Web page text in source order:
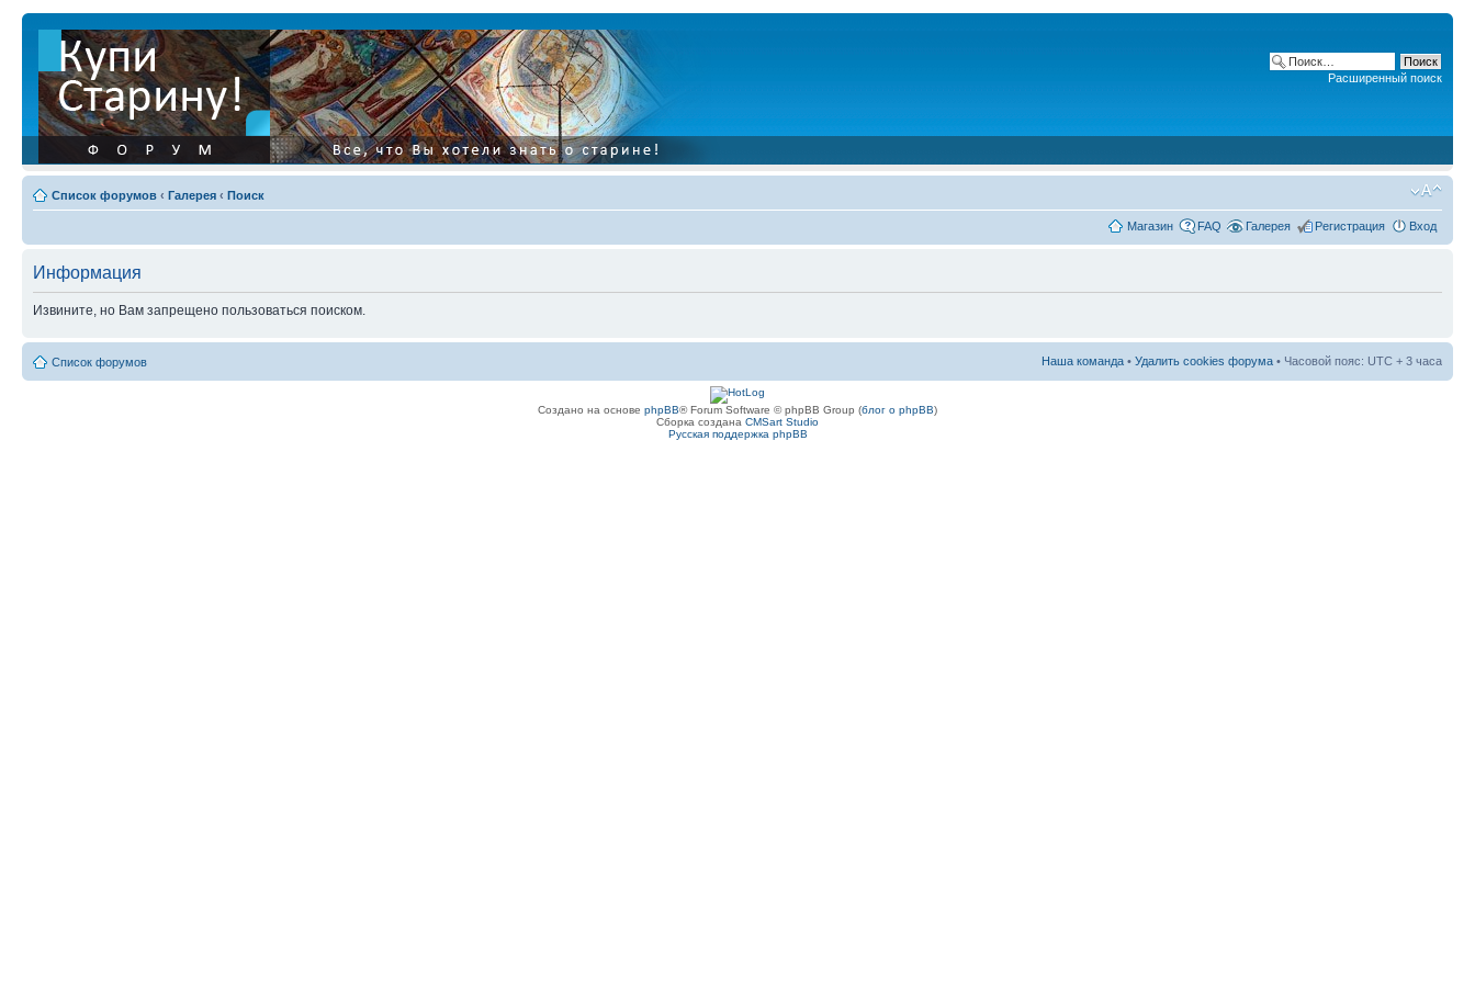
Расширенный поиск
Список форумов ‹ Галерея ‹ Поиск
Магазин FAQ Галерея Регистрация Вход
Информация
Извините, но Вам запрещено пользоваться поиском.
Список форумов Наша команда • Удалить cookies форума • Часовой пояс: UTC + 3 часа
Создано на основе phpBB® Forum Software © phpBB Group (блог о phpBB)
Сборка создана CMSart Studio
Русская поддержка phpBB